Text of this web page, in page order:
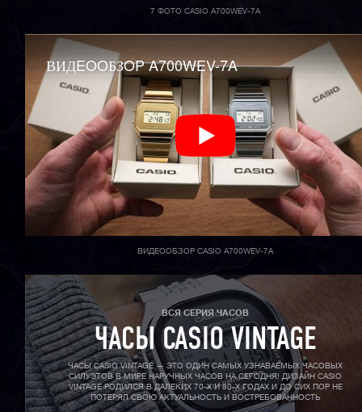
7 ФОТО CASIO A700WEV-7A
ВИДEOOБЗOP A700WEV-7A
ВИДЕООБЗОР CASIO A700WEV-7A
ВСЯ СЕРИЯ ЧАСОВ
ЧАСЫ CASIO VINTAGE
ЧАСЫ CASIO VINTAGE — ЭТО ОДИН САМЫХ УЗНАВАЕМЫХ ЧАСОВЫХ
СИЛУЭТОВ В МИРЕ НАРУЧНЫХ ЧАСОВ НА СЕГОДНЯ! ДИЗАЙН CASIO
VINTAGE РОДИЛСЯ В ДАЛЕКИХ 70-X И 80-X ГОДАХ И ДО СИХ ПОР НЕ
ПОТЕРЯЛ СВОЮ АКТУАЛЬНОСТЬ И ВОСТРЕБОВАННОСТЬ